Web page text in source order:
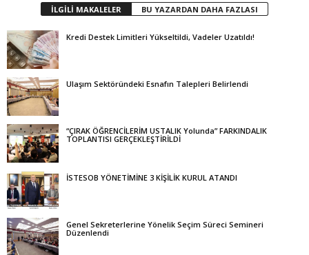
İLGİLİ MAKALELER BU YAZARDAN DAHA FAZLASI
Kredi Destek Limitleri Yükseltildi, Vadeler Uzatıldı!
Ulaşım Sektöründeki Esnafın Talepleri Belirlendi
“ÇIRAK ÖĞRENCİLERİM USTALIK Yolunda” FARKINDALIK
TOPLANTISI GERÇEKLEŞTİRİLDİ
İSTESOB YÖNETİMİNE 3 KİŞİLİK KURUL ATANDI
Genel Sekreterlerine Yönelik Seçim Süreci Semineri
Düzenlendi